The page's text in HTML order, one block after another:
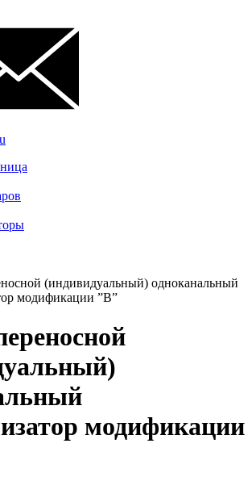
(индивидуальный) одноканальный
модификации ”В”
модификации